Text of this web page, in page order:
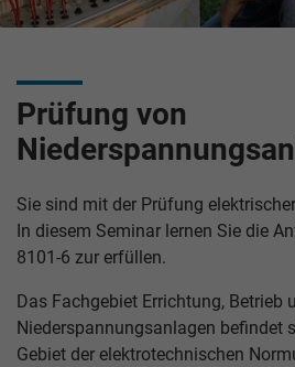
Prüfung von
Sie sind mit der Prüfung
In diesem Seminar lernen Sie die
8101-6 zur erfüllen.
Das Fachgebiet Errichtung, Betrieb
Niederspannungsanlagen befindet
Gebiet der elektrotechnischen